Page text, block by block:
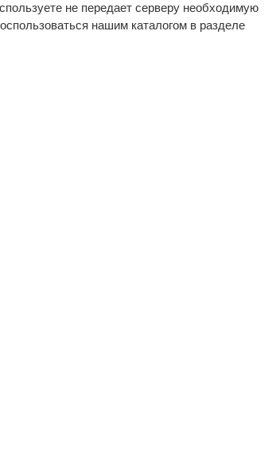
не передает серверу необходимую
нашим каталогом в разделе